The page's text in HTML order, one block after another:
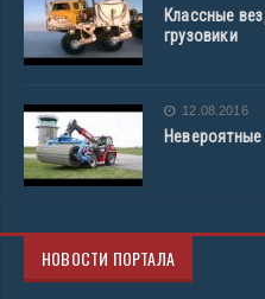
Классные
грузовики
12.08.2016
НОВОСТИ ПОРТАЛА